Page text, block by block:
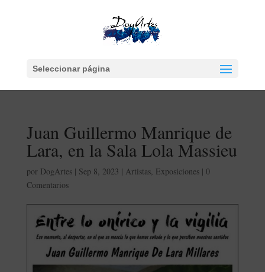
Seleccionar página
Juan Guillermo Manrique de
Lara, en la Sala Lola Massieu
por DogArtes| Sep 8, 2023 | Artistas, Exposiciones| 0
Comentarios